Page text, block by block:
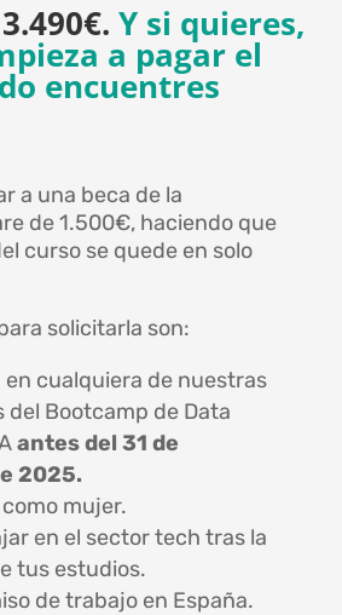
Y si quieres,
a pagar el
encuentres
a una beca de la
de 1.500€, haciendo que
curso se quede en solo
solicitarla son:
en cualquiera de nuestras
del Bootcamp de Data
antes del 31 de
2025.
mujer.
en el sector tech tras la
tus estudios.
de trabajo en España.